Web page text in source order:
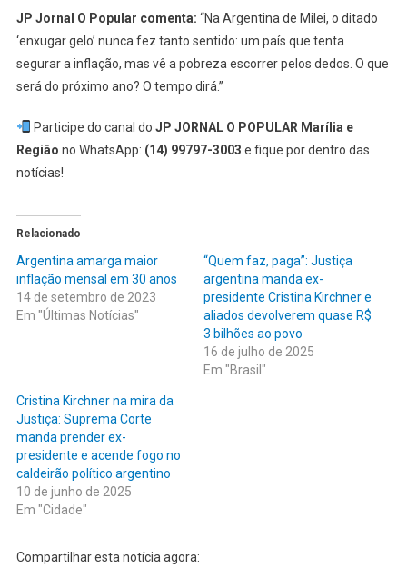
JP Jornal O Popular comenta: “Na Argentina de Milei, o ditado
‘enxugar gelo’ nunca fez tanto sentido: um país que tenta
segurar a inflação, mas vê a pobreza escorrer pelos dedos. O que
será do próximo ano? O tempo dirá.”
Participe do canal do JP JORNAL O POPULAR Marília e
Região no WhatsApp: (14) 99797-3003 e fique por dentro das
notícias!
Relacionado
Argentina amarga maior
inflação mensal em 30 anos
14 de setembro de 2023
Em "Últimas Notícias"
“Quem faz, paga”: Justiça
argentina manda ex-
presidente Cristina Kirchner e
aliados devolverem quase R$
3 bilhões ao povo
16 de julho de 2025
Em "Brasil"
Cristina Kirchner na mira da
Justiça: Suprema Corte
manda prender ex-
presidente e acende fogo no
caldeirão político argentino
10 de junho de 2025
Em "Cidade"
Compartilhar esta notícia agora: